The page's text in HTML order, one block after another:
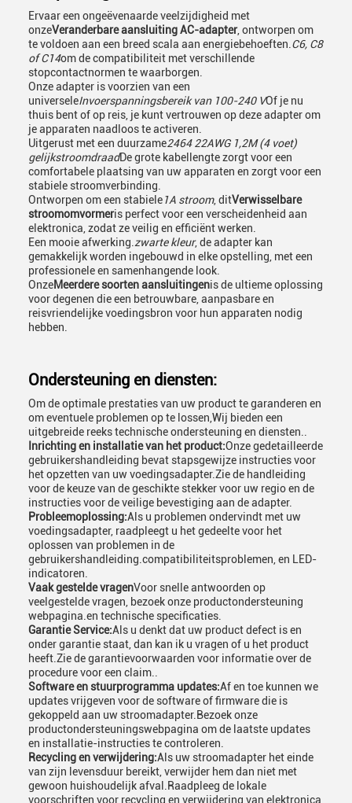
Ervaar een ongeëvenaarde veelzijdigheid met
onzeVeranderbare aansluiting AC-adapter, ontworpen om
te voldoen aan een breed scala aan energiebehoeften. C6, C8
of C14om de compatibiliteit met verschillende
stopcontactnormen te waarborgen.
Onze adapter is voorzien van een
universeleInvoerspanningsbereik van 100-240 VOf je nu
thuis bent of op reis, je kunt vertrouwen op deze adapter om
je apparaten naadloos te activeren.
Uitgerust met een duurzame2464 22AWG 1,2M (4 voet)
gelijkstroomdraadDe grote kabellengte zorgt voor een
comfortabele plaatsing van uw apparaten en zorgt voor een
stabiele stroomverbinding.
Ontworpen om een stabiele1A stroom, ditVerwisselbare
stroomomvormeris perfect voor een verscheidenheid aan
elektronica, zodat ze veilig en efficiënt werken.
Een mooie afwerking. zwarte kleur, de adapter kan
gemakkelijk worden ingebouwd in elke opstelling, met een
professionele en samenhangende look.
OnzeMeerdere soorten aansluitingenis de ultieme oplossing
voor degenen die een betrouwbare, aanpasbare en
reisvriendelijke voedingsbron voor hun apparaten nodig
hebben.
Ondersteuning en diensten:
Om de optimale prestaties van uw product te garanderen en
om eventuele problemen op te lossen,Wij bieden een
uitgebreide reeks technische ondersteuning en diensten..
Inrichting en installatie van het product:Onze gedetailleerde
gebruikershandleiding bevat stapsgewijze instructies voor
het opzetten van uw voedingsadapter.Zie de handleiding
voor de keuze van de geschikte stekker voor uw regio en de
instructies voor de veilige bevestiging aan de adapter.
Probleemoplossing:Als u problemen ondervindt met uw
voedingsadapter, raadpleegt u het gedeelte voor het
oplossen van problemen in de
gebruikershandleiding.compatibiliteitsproblemen, en LED-
indicatoren.
Vaak gestelde vragenVoor snelle antwoorden op
veelgestelde vragen, bezoek onze productondersteuning
webpagina.en technische specificaties.
Garantie Service:Als u denkt dat uw product defect is en
onder garantie staat, dan kan ik u vragen of u het product
heeft.Zie de garantievoorwaarden voor informatie over de
procedure voor een claim..
Software en stuurprogramma updates:Af en toe kunnen we
updates vrijgeven voor de software of firmware die is
gekoppeld aan uw stroomadapter.Bezoek onze
productondersteuningswebpagina om de laatste updates
en installatie-instructies te controleren.
Recycling en verwijdering:Als uw stroomadapter het einde
van zijn levensduur bereikt, verwijder hem dan niet met
gewoon huishoudelijk afval.Raadpleeg de lokale
voorschriften voor recycling en verwijdering van elektronica